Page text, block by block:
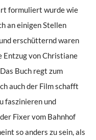
formuliert wurde wie
an einigen Stellen
erschütternd waren
Entzug von Christiane
Buch regt zum
auch der Film schafft
faszinieren und
Fixer vom Bahnhof
so anders zu sein, als